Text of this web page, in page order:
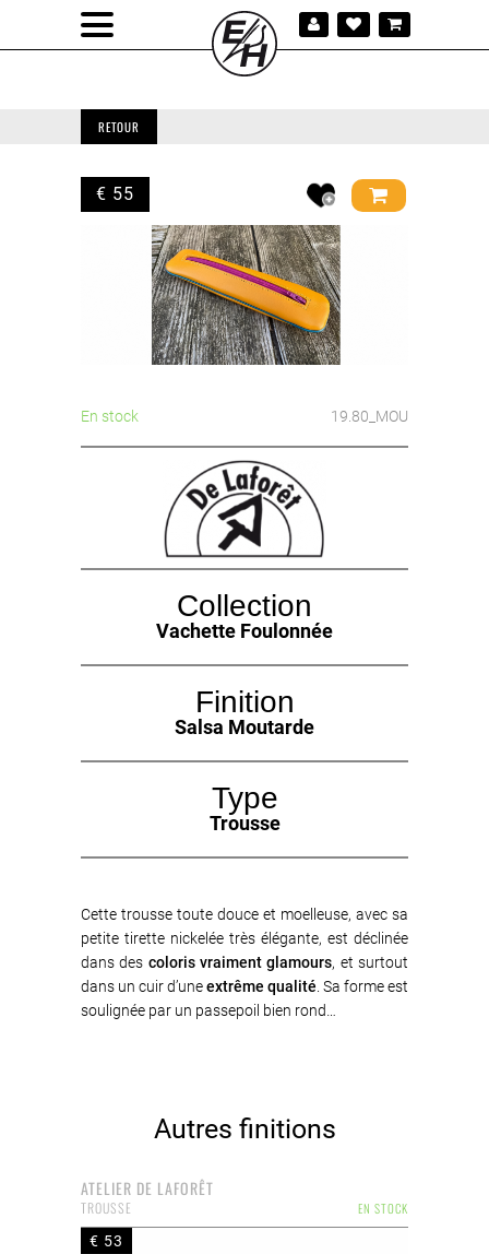
RETOUR
€ 55
En stock 19.80_MOU
Collection
Vachette Foulonnée
Finition
Salsa Moutarde
Type
Trousse
Cette trousse toute douce et moelleuse, avec sa
petite tirette nickelée très élégante, est déclinée
dans des coloris vraiment glamours, et surtout
dans un cuir d’uneextrême qualité . Sa forme est
soulignée par un passepoil bien rond…
Autres finitions
ATELIER DE LAFORÊT
EN STOCK
TROUSSE
€ 53